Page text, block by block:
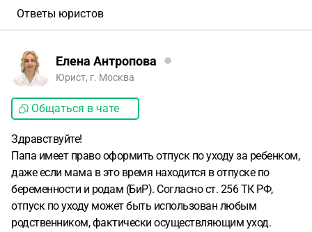
Ответы юристов
Елена Антропова
Юрист, г. Москва
Общаться в чате
Здравствуйте!
Папа имеет право оформить отпуск по уходу за ребенком,
даже если мама в это время находится в отпуске по
беременности и родам (БиР). Согласно ст. 256 ТК РФ,
отпуск по уходу может быть использован любым
родственником, фактически осуществляющим уход.